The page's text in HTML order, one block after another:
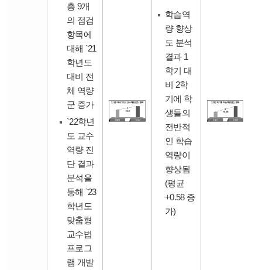
총 9개
의 점검
항목에
대해 `21
학년도
대비 전
체 역량
군 증가
`22학년
도 교수
역량 진
단 결과
분석을
통해 `23
학년도
맞춤형
교수법
프로그
램 개발
학습역
량 향상
도 분석
결과 1
학기 대
비 2학
기에 학
생들의
전반적
인 학습
역량이
향상됨
(평균
+0.58 증
가)